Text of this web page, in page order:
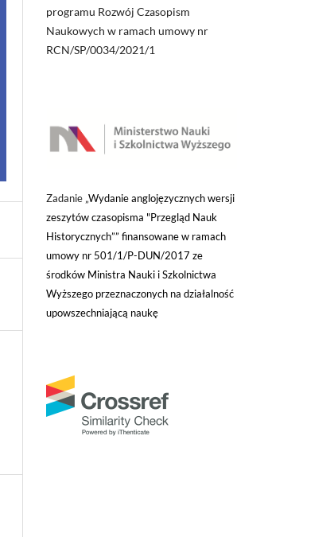
programu Rozwój Czasopism
Naukowych w ramach umowy nr
RCN/SP/0034/2021/1
Zadanie „Wydanie anglojęzycznych wersji
zeszytów czasopisma "Przegląd Nauk
Historycznych”” finansowane w ramach
umowy nr 501/1/P-DUN/2017 ze
środków Ministra Nauki i Szkolnictwa
Wyższego przeznaczonych na działalność
upowszechniającą naukę